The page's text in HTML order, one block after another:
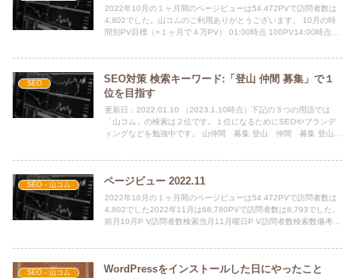
2022年10月の１ヶ月間のページビューは54.472PVで訪問者数は
4,802でした。山コムのご利用ありがとうございます。 10月の時
間別PV目標（=１ヶ月で４万PV） 01:00時点 100PV14:00時点
SEO
SEO対策 検索キーワード:「登山 仲間 募集」で１
位を目指す
更新日：2022.01.10 （2023.1.10時点）下記の３つの用語では
「山コム」の検索は２位です。１位になるためにSEOやブランデ
ィングなどを勉強中です。 山仲間 募集 登山 仲間 募集 登山仲
SEO - 山コム ページビュー 2022.11
2022年10月の１ヶ月間のページビューは54.472PVで訪問者数は
4,802でした2022年11月は68,780PVで訪問者数は8,793でした。
前月10月P V訪問者数検索当月11月曜日P V訪問者数検索数備考
SEO - 山コム WordPressをインストールした日にやったこと